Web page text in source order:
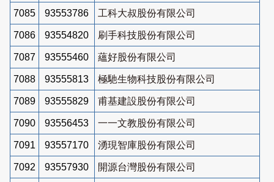
7085 93553786 工科大叔股份有限公司
7086 93554820 刷手科技股份有限公司
7087 93555460 蘊好股份有限公司
7088 93555813 極馳生物科技股份有限公司
7089 93555829 甫基建設股份有限公司
7090 93556453 一一文教股份有限公司
7091 93557170 湧現智庫股份有限公司
7092 93557930 開源台灣股份有限公司